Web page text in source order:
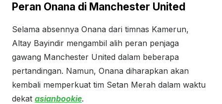
Peran Onana di Manchester United
Selama absennya Onana dari timnas Kamerun,
Altay Bayindir mengambil alih peran penjaga
gawang Manchester United dalam beberapa
pertandingan. Namun, Onana diharapkan akan
kembali memperkuat tim Setan Merah dalam waktu
dekat asianbookie.